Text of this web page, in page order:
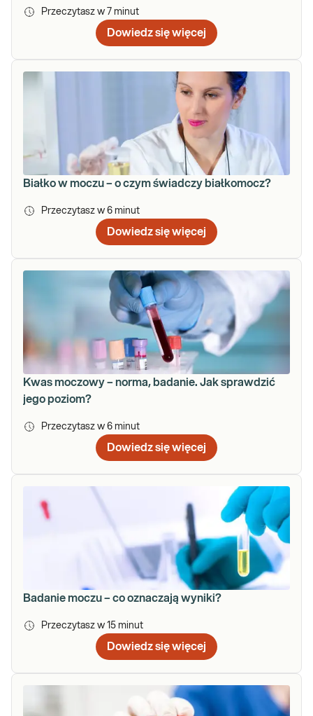
Przeczytasz w 7 minut
Dowiedz się więcej
Białko w moczu – o czym świadczy białkomocz?
Przeczytasz w 6 minut
Dowiedz się więcej
Kwas moczowy – norma, badanie. Jak sprawdzić
jego poziom?
Przeczytasz w 6 minut
Dowiedz się więcej
Badanie moczu – co oznaczają wyniki?
Przeczytasz w 15 minut
Dowiedz się więcej